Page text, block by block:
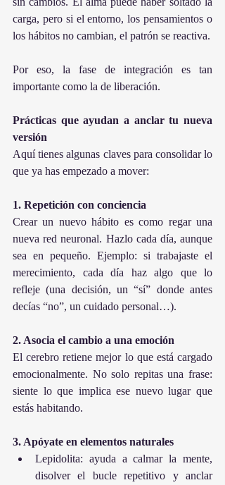
carga, pero si el entorno, los pensamientos o
los hábitos no cambian, el patrón se reactiva.
Por eso, la fase de integración es tan
importante como la de liberación.
Prácticas que ayudan a anclar tu nueva
versión
Aquí tienes algunas claves para consolidar lo
que ya has empezado a mover:
1. Repetición con conciencia
Crear un nuevo hábito es como regar una
nueva red neuronal. Hazlo cada día, aunque
sea en pequeño. Ejemplo: si trabajaste el
merecimiento, cada día haz algo que lo
refleje (una decisión, un “sí” donde antes
decías “no”, un cuidado personal…).
2. Asocia el cambio a una emoción
El cerebro retiene mejor lo que está cargado
emocionalmente. No solo repitas una frase:
siente lo que implica ese nuevo lugar que
estás habitando.
3. Apóyate en elementos naturales
Lepidolita: ayuda a calmar la mente,
disolver el bucle repetitivo y anclar